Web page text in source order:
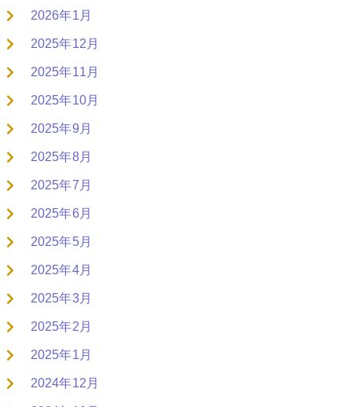
2026年1月
2025年12月
2025年11月
2025年10月
2025年9月
2025年8月
2025年7月
2025年6月
2025年5月
2025年4月
2025年3月
2025年2月
2025年1月
2024年12月